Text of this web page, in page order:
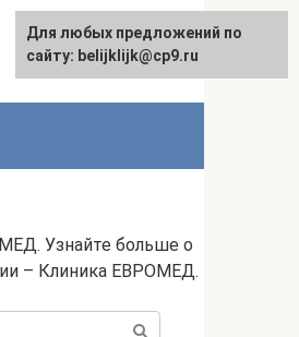
Узнайте больше о
– Клиника ЕВРОМЕД.
Для любых предложений по
сайту: belijklijk@cp9.ru